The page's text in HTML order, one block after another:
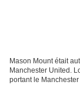
Mason Mount était
Manchester United.
portant le